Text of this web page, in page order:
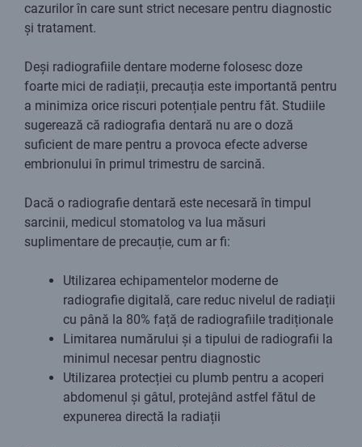
cazurilor în care sunt strict necesare pentru diagnostic
și tratament.
Deși radiografiile dentare moderne folosesc doze
foarte mici de radiații, precauția este importantă pentru
a minimiza orice riscuri potențiale pentru făt. Studiile
sugerează că radiografia dentară nu are o doză
suficient de mare pentru a provoca efecte adverse
embrionului în primul trimestru de sarcină.
Dacă o radiografie dentară este necesară în timpul
sarcinii, medicul stomatolog va lua măsuri
suplimentare de precauție, cum ar fi:
Utilizarea echipamentelor moderne de
radiografie digitală, care reduc nivelul de radiații
cu până la 80% față de radiografiile tradiționale
Limitarea numărului și a tipului de radiografii la
minimul necesar pentru diagnostic
Utilizarea protecției cu plumb pentru a acoperi
abdomenul și gâtul, protejând astfel fătul de
expunerea directă la radiații